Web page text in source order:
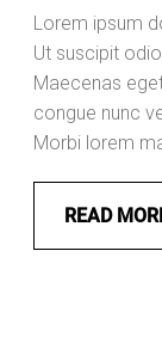
Lorem ipsum
Ut suscipit
Maecenas
congue nunc
Morbi lorem
READ